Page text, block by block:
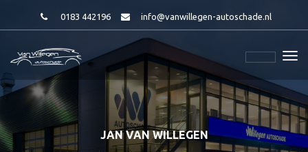
0183 442196 info@vanwillegen-autoschade.nl
JAN VAN WILLEGEN